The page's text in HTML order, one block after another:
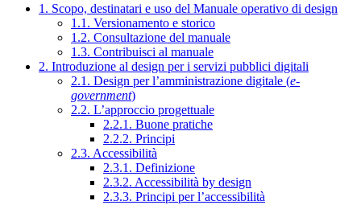
1. Scopo, destinatari e uso del Manuale operativo di design
1.1. Versionamento e storico
1.2. Consultazione del manuale
1.3. Contribuisci al manuale
2. Introduzione al design per i servizi pubblici digitali
2.1. Design per l’amministrazione digitale (e-
government)
2.2. L’approccio progettuale
2.2.1. Buone pratiche
2.2.2. Principi
2.3. Accessibilità
2.3.1. Definizione
2.3.2. Accessibilità by design
2.3.3. Principi per l’accessibilità